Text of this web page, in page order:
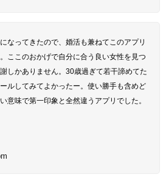
なってきたので、婚活も兼ねてこのアプリ
ここのおかげで自分に合う良い女性を見つ
しかありません。30歳過ぎて若干諦めてた
ルしてみてよかったー。使い勝手も含めど
意味で第一印象と全然違うアプリでした。